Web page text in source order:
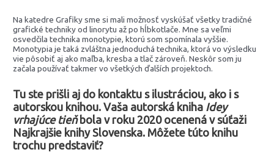
Na katedre Grafiky sme si mali možnosť vyskúšať všetky tradičné
grafické techniky od linorytu až po hĺbkotlače. Mne sa veľmi
osvedčila technika monotypie, ktorú som spomínala vyššie.
Monotypia je taká zvláštna jednoduchá technika, ktorá vo výsledku
vie pôsobiť aj ako maľba, kresba a tlač zároveň. Neskôr som ju
začala používať takmer vo všetkých ďalších projektoch.
Tu ste prišli aj do kontaktu s ilustráciou, ako i s
autorskou knihou. Vaša autorská kniha Idey
vrhajúce tieňbola v roku 2020 ocenená v súťaži
Najkrajšie knihy Slovenska. Môžete túto knihu
trochu predstaviť?